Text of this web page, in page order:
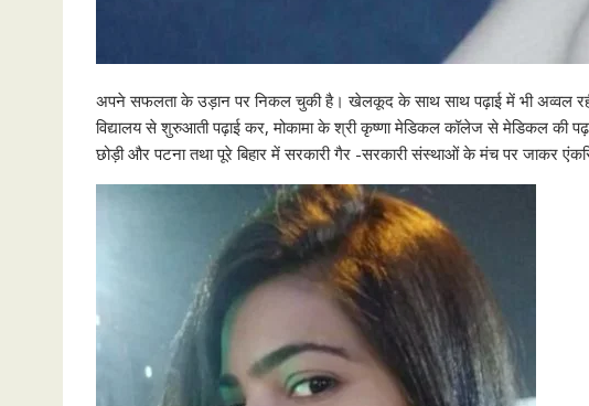
अपने सफलता के उड़ान पर निकल चुकी है। खेलकूद के साथ साथ पढ़ाई में भी अव्वल रही
विद्यालय से शुरुआती पढ़ाई कर, मोकामा के श्री कृष्णा मेडिकल कॉलेज से मेडिकल की
छोड़ी और पटना तथा पूरे बिहार में सरकारी गैर -सरकारी संस्थाओं के मंच पर जाकर